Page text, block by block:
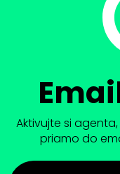
Aktivujte si
priamo do